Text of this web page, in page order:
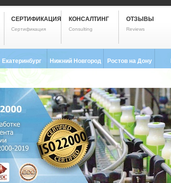
СЕРТИФИКАЦИЯ
Сертификация
КОНСАЛТИНГ
Consulting
ОТЗЫВЫ
Reviews
Екатеринбург
8 (343) 237-2593
Нижний Новгород Ростов на Дону